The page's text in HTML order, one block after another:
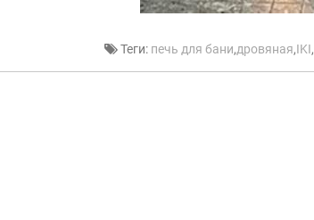
Теги: печь для бани,дровяная,IKI,